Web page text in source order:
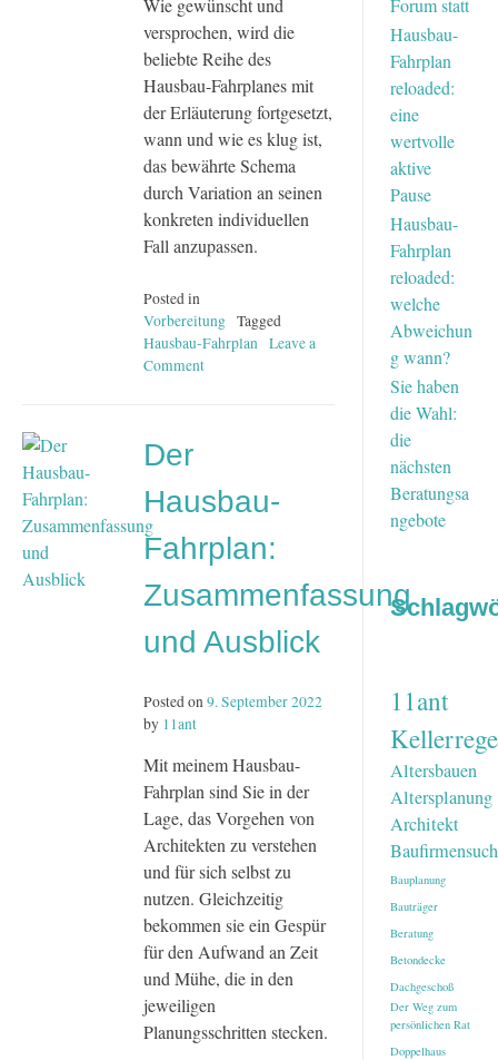
Wie gewünscht und
versprochen, wird die
beliebte Reihe des
Hausbau-Fahrplanes mit
der Erläuterung fortgesetzt,
wann und wie es klug ist,
das bewährte Schema
durch Variation an seinen
konkreten individuellen
Fall anzupassen.
Posted in
Vorbereitung Tagged
Hausbau-Fahrplan Leave a
Comment
wann?
Der
Hausbau-
Fahrplan:
Zusammenfassung
und Ausblick
Posted on9. September 2022
by 11ant
Mit meinem Hausbau-
Fahrplan sind Sie in der
Lage, das Vorgehen von
Architekten zu verstehen
und für sich selbst zu
nutzen. Gleichzeitig
bekommen sie ein Gespür
für den Aufwand an Zeit
und Mühe, die in den
jeweiligen
Planungsschritten stecken.
Forum statt
Hausbau-
Fahrplan
reloaded:
eine
wertvolle
aktive
Pause
Hausbau-
Fahrplan
reloaded:
welche
Abweichun
g wann?
Sie haben
die Wahl:
die
nächsten
Beratungsa
ngebote
11ant
Altersbauen
Altersplanung
Architekt
Bauplanung
Bauträger
Beratung
Betondecke
Dachgeschoß
Der Weg zum
persönlichen Rat
Doppelhaus